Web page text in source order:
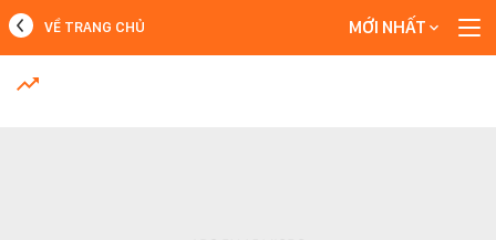
MỚI NHẤT
VỀ TRANG CHỦ MỚI NHẤT